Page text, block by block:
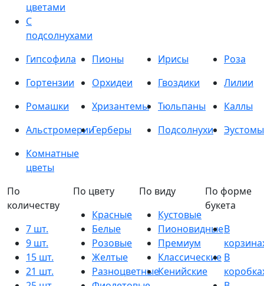
цветами
С
подсолнухами
Гипсофила
Пионы Ирисы
Роза
Гортензии
Орхидеи Гвоздики
Лилии
Ромашки
Хризантемы Тюльпаны
Каллы
АльстромерииГерберы Подсолнухи
Эустомы
Комнатные
цветы
По
количеству
7 шт.
9 шт.
15 шт.
21 шт.
По цвету
Красные
Белые
Розовые
Желтые
Разноцветные
По виду
Кустовые
Пионовидные
Премиум
Классические
Кенийские
По форме
букета
В
В